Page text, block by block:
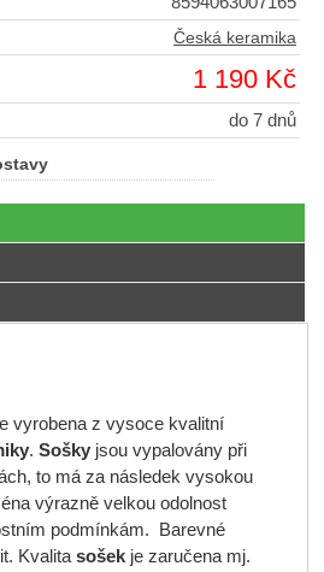
Česká keramika
1 190 Kč
do 7 dnů
vyrobena z vysoce kvalitní
. Soškyjsou vypalovány při
to má za následek vysokou
výrazně velkou odolnost
podmínkám. Barevné
Kvalita sošekje zaručena mj.